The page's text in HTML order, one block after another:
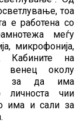
тоа
е работена со
меѓу
микрофонија,
Кабините на
венец околу
за да има
личноста чии
има и сали за